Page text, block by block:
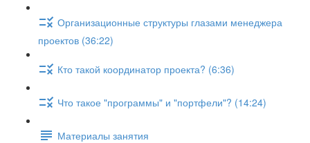
Организационные структуры глазами менеджера
проектов (36:22)
Кто такой координатор проекта? (6:36)
Что такое "программы" и "портфели"? (14:24)
Материалы занятия